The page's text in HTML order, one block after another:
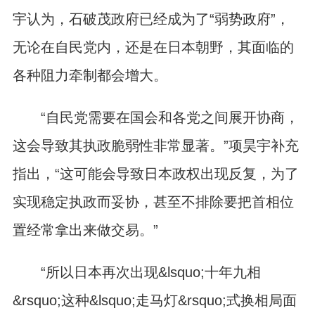
宇认为，石破茂政府已经成为了“弱势政府”，
无论在自民党内，还是在日本朝野，其面临的
各种阻力牵制都会增大。
“自民党需要在国会和各党之间展开协商，
这会导致其执政脆弱性非常显著。”项昊宇补充
指出，“这可能会导致日本政权出现反复，为了
实现稳定执政而妥协，甚至不排除要把首相位
置经常拿出来做交易。”
“所以日本再次出现&lsquo;十年九相
&rsquo;这种&lsquo;走马灯&rsquo;式换相局面